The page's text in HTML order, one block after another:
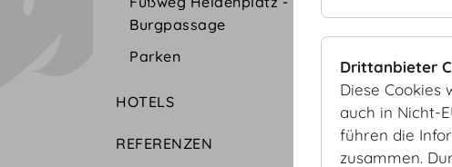
Burgpassage
Parken
HOTELS
REFERENZEN
Drittanbieter
Diese Cookies
auch in Nicht-
führen die
zusammen.